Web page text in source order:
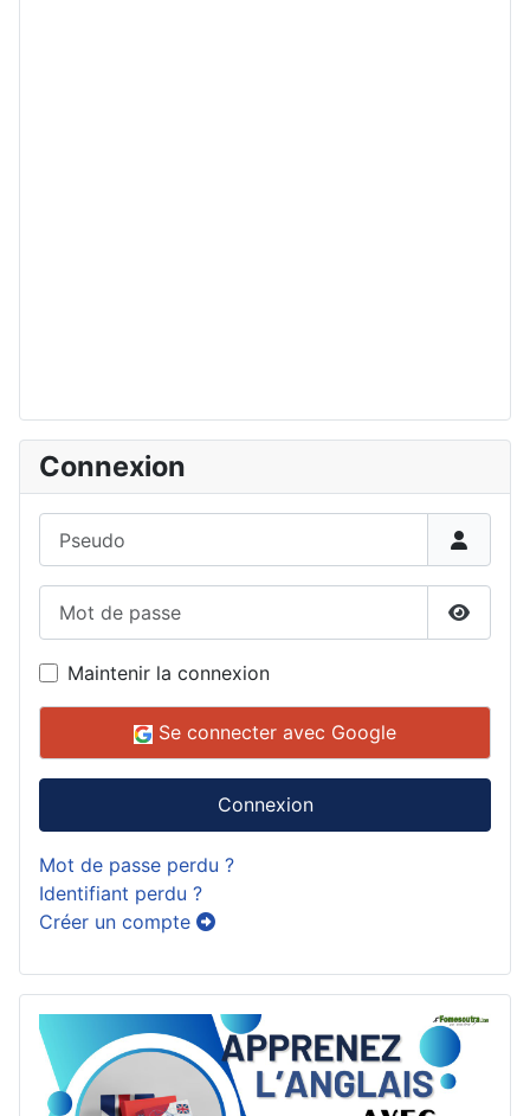
Connexion
Maintenir la connexion
Se connecter avec Google
Connexion
Mot de passe perdu ?
Identifiant perdu ?
Créer un compte